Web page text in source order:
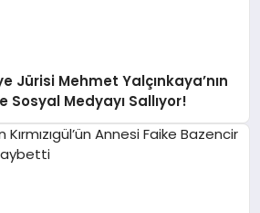
Jürisi Mehmet Yalçınkaya’nın
Sosyal Medyayı Sallıyor!